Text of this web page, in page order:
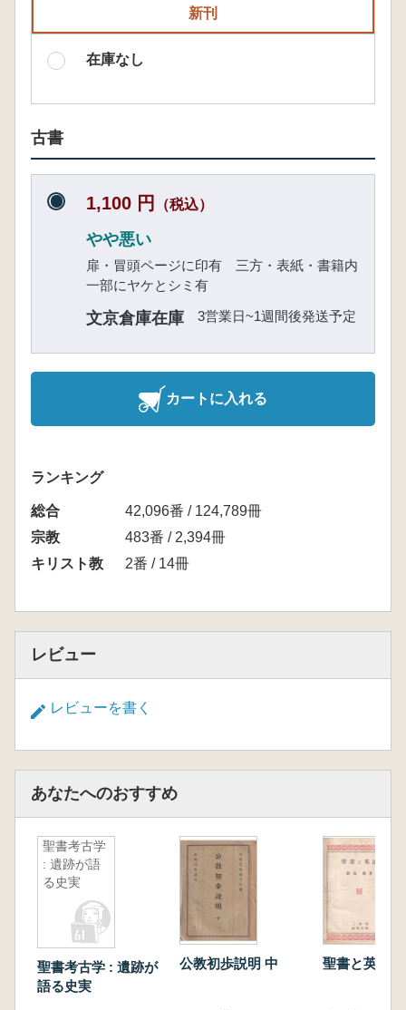
新刊
在庫なし
古書
1,100 円 （税込）
やや悪い
扉・冒頭ページに印有 三方・表紙・書籍内
一部にヤケとシミ有
文京倉庫在庫 3営業日~1週間後発送予定
カートに入れる
ランキング
総合
42,096番 / 124,789冊
宗教
483番 / 2,394冊
キリスト教
2番 / 14冊
レビュー
レビューを書く
あなたへのおすすめ
聖書考古学
: 遺跡が語
る史実
聖書考古学 : 遺跡が
語る史実
公教初歩説明 中 聖書と英語